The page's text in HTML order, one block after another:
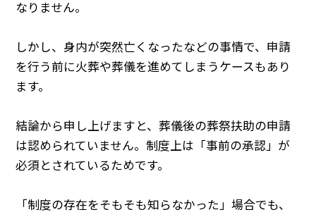
なりません。
しかし、身内が突然亡くなったなどの事情で、申請
を行う前に火葬や葬儀を進めてしまうケースもあり
ます。
結論から申し上げますと、葬儀後の葬祭扶助の申請
は認められていません。制度上は「事前の承認」が
必須とされているためです。
「制度の存在をそもそも知らなかった」場合でも、